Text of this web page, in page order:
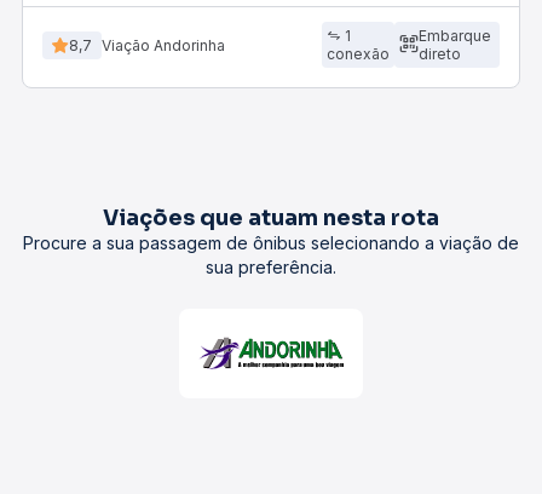
8,7 Viação Andorinha
1
conexão
Embarque
direto
Viações que atuam nesta rota
Procure a sua passagem de ônibus selecionando a viação de
sua preferência.